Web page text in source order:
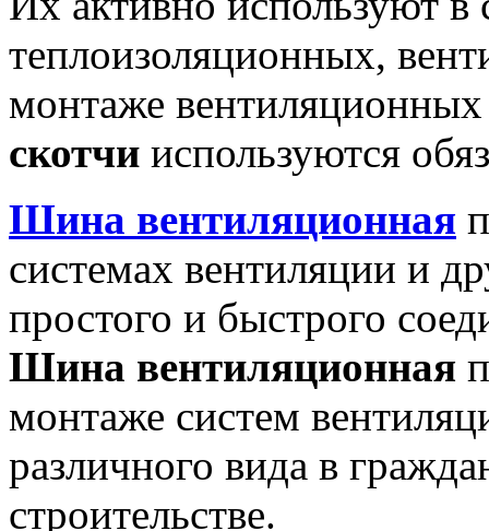
теплоизоляционных,
монтаже
скотчи используются
Шина вентиляционная
системах вентиляции и
простого и быстрого
Шина вентиляционная
монтаже систем
различного вида в
строительстве.